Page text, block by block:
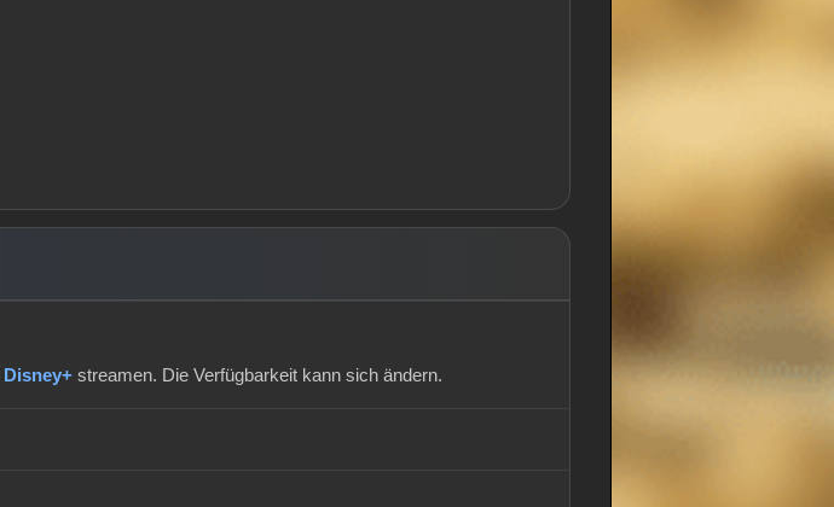
Disney+ streamen. Die Verfügbarkeit kann sich ändern.